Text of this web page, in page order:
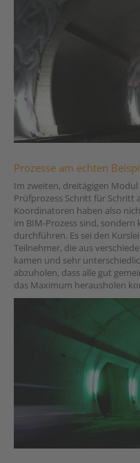
Prozesse am echten
Im zweiten, dreitägigen
Prüfprozess Schritt für Schritt
Koordinatoren haben also
im BIM-Prozess sind,
durchführen. Es sei den
Teilnehmer, die aus
kamen und sehr
abzuholen, dass alle gut
das Maximum herausholen